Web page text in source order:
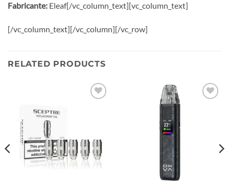
Fabricante: Eleaf[/vc_column_text][vc_column_text]
[/vc_column_text][/vc_column][/vc_row]
RELATED PRODUCTS